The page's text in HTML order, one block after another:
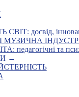
досвід,
ІНДУСТРІЯ:
та
→